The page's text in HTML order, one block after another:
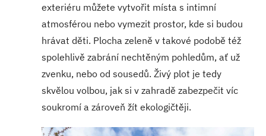
exteriéru můžete vytvořit místa s intimní
atmosférou nebo vymezit prostor, kde si budou
hrávat děti. Plocha zeleně v takové podobě též
spolehlivě zabrání nechtěným pohledům, ať už
zvenku, nebo od sousedů. Živý plot je tedy
skvělou volbou, jak si v zahradě zabezpečit víc
soukromí a zároveň žít ekologičtěji.